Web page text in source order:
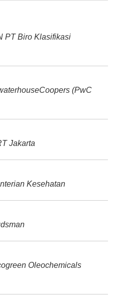
PT Biro Klasifikasi
(PwC
Jakarta
Kesehatan
Oleochemicals